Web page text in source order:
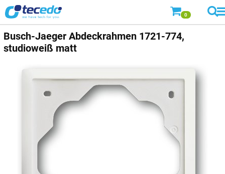
0
Busch-Jaeger Abdeckrahmen 1721-774,
studioweiß matt